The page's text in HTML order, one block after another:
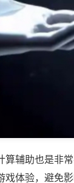
辅助也是非
体验，避免影